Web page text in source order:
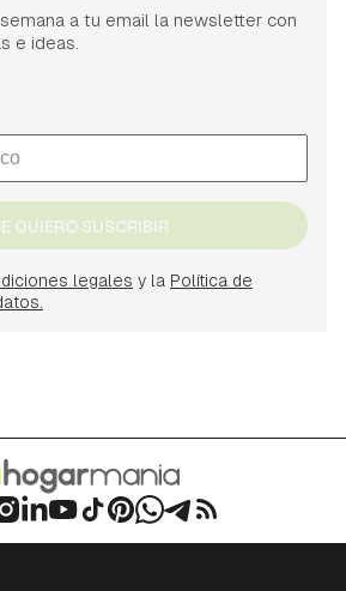
a tu email la newsletter con
e ideas.
QUIERO SUSCRIBIR
legales y la Política de